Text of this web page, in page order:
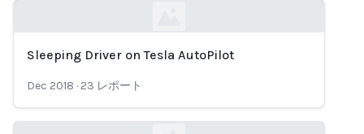
Loading...
Sleeping Driver on Tesla AutoPilot
Dec 2018 · 23 レポート